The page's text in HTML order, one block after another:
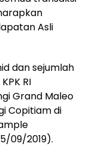
Asli
dan sejumlah
RI
Grand Maleo
Copitiam di
09/2019).